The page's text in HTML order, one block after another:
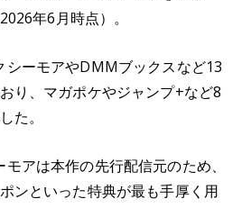
年6月時点）。
シーモアやDMMブックスなど13
り、マガポケやジャンプ+など8
た。
アは本作の先行配信元のため、
ンといった特典が最も手厚く用